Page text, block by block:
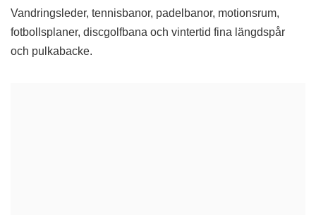
Vandringsleder, tennisbanor, padelbanor, motionsrum,
fotbollsplaner, discgolfbana och vintertid fina längdspår
och pulkabacke.